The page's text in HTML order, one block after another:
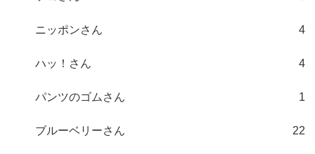
ニッポンさん 4
ハッ！さん 4
パンツのゴムさん 1
ブルーベリーさん 22